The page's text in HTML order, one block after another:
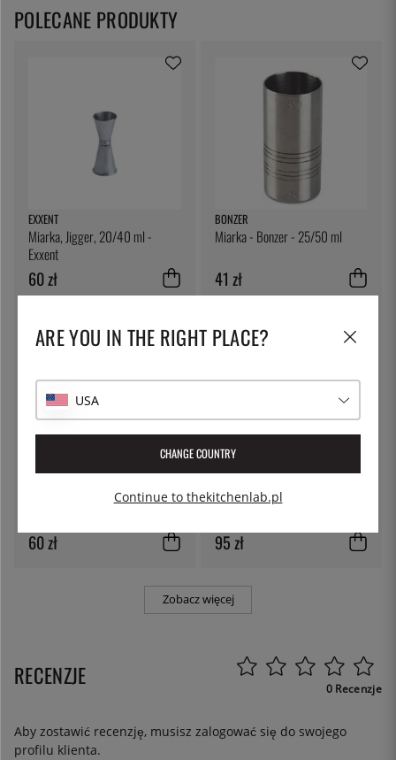
EXXENT
Miarka, Jigger, 20/40 ml -
Exxent
60 zł
BONZER
Miarka - Bonzer - 25/50 ml
41 zł
Łyżka barmańska z mieszadłem -
60 zł
Szczypce do lodu - Alessi
95 zł
Zobacz więcej
POLECANE PRODUKTY
RECENZJE 0 Recenzje
Aby zostawić recenzję, musisz zalogować się do swojego
profilu klienta.
ARE YOU IN THE RIGHT PLACE?
USA
CHANGE COUNTRY
Continue to thekitchenlab.pl